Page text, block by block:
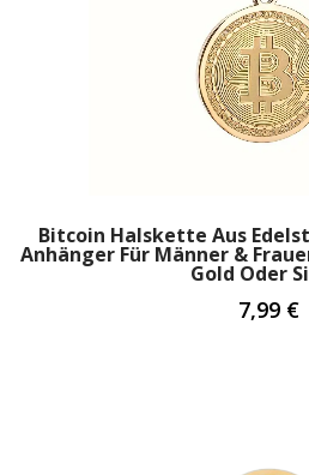
Bitcoin Halskette Aus
Anhänger Für Männer &
Gold Oder
7,99 €